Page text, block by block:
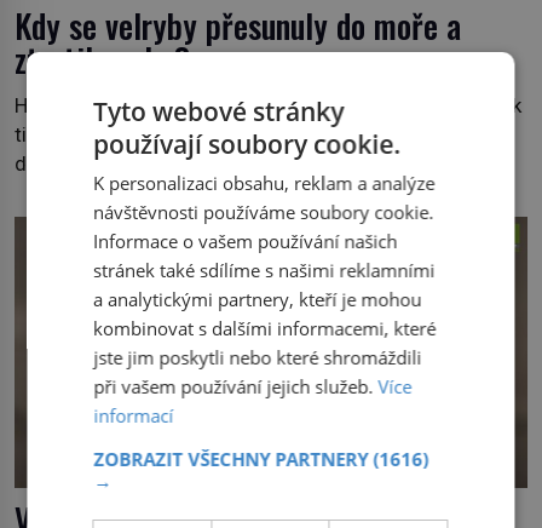
Kdy se velryby přesunuly do moře a
ztratily nohy?
Historie velryb je jedním z největších záhad evoluce. Jak
tito savci, kteří dýchají plícemi, přišli o nohy a vrátili se
do moře? Na tuto otázku se pokusí odpovědět
dokument Tajemné údolí velryb v Egyptě, který bude mít
premiéru ve čtvrtek 29. února ve 20:00 na televizní
stanici Viasat Nature. Všech 90 druhů dnes žijících
velryb […]
Tyto webové stránky
používají soubory cookie.
K personalizaci obsahu, reklam a analýze
návštěvnosti používáme soubory cookie.
Informace o vašem používání našich
stránek také sdílíme s našimi reklamními
a analytickými partnery, kteří je mohou
kombinovat s dalšími informacemi, které
jste jim poskytli nebo které shromáždili
při vašem používání jejich služeb.Více
informací
ZOBRAZIT VŠECHNY PARTNERY(1616)
→